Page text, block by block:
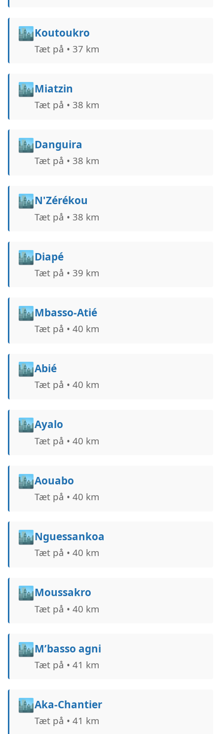
🏙️Koutoukro
Tæt på • 37 km
🏙️Miatzin
Tæt på • 38 km
🏙️Danguira
Tæt på • 38 km
🏙️N'Zérékou
Tæt på • 38 km
🏙️Diapé
Tæt på • 39 km
🏙️Mbasso-Atié
Tæt på • 40 km
🏙️Abié
Tæt på • 40 km
🏙️Ayalo
Tæt på • 40 km
🏙️Aouabo
Tæt på • 40 km
🏙️Nguessankoa
Tæt på • 40 km
🏙️Moussakro
Tæt på • 40 km
🏙️M’basso agni
Tæt på • 41 km
🏙️Aka-Chantier
Tæt på • 41 km